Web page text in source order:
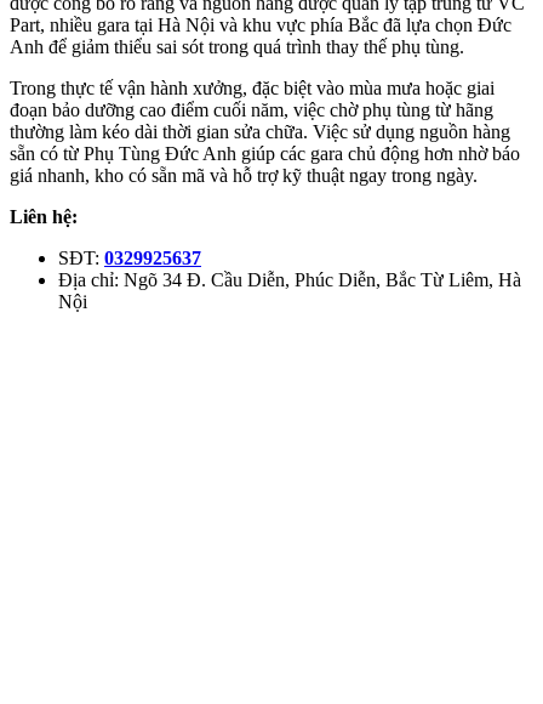
Part, nhiều gara tại Hà Nội và khu vực phía Bắc đã lựa chọn Đức
Anh để giảm thiểu sai sót trong quá trình thay thế phụ tùng.
Trong thực tế vận hành xưởng, đặc biệt vào mùa mưa hoặc giai
đoạn bảo dưỡng cao điểm cuối năm, việc chờ phụ tùng từ hãng
thường làm kéo dài thời gian sửa chữa. Việc sử dụng nguồn hàng
sẵn có từ Phụ Tùng Đức Anh giúp các gara chủ động hơn nhờ báo
giá nhanh, kho có sẵn mã và hỗ trợ kỹ thuật ngay trong ngày.
Liên hệ:
SĐT: 0329925637
Địa chỉ: Ngõ 34 Đ. Cầu Diễn, Phúc Diễn, Bắc Từ Liêm, Hà
Nội